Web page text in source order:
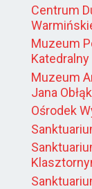
Centrum
Muzeum
Katedralny
Muzeum
Jana
Ośrodek